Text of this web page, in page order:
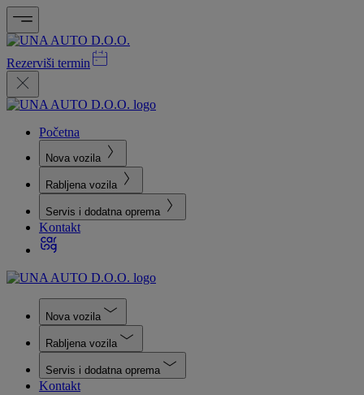
Rezerviši termin
Početna
Nova vozila
Rabljena vozila
Servis i dodatna oprema
Kontakt
Nova vozila
Rabljena vozila
Servis i dodatna oprema
Kontakt